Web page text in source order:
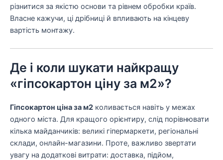
різнитися за якістю основи та рівнем обробки країв.
Власне кажучи, ці дрібниці й впливають на кінцеву
вартість монтажу.
Де і коли шукати найкращу
«гіпсокартон ціну за м2»?
Гіпсокартон ціна за м2 коливається навіть у межах
одного міста. Для кращого орієнтиру, слід порівнювати
кілька майданчиків: великі гіпермаркети, регіональні
склади, онлайн-магазини. Проте, важливо звертати
увагу на додаткові витрати: доставка, підйом,